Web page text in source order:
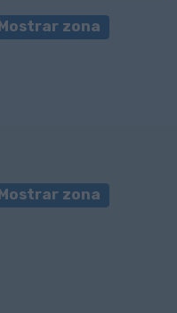
Mostrar zona
Mostrar zona